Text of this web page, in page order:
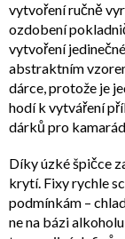
vytvoření ručně
ozdobení
vytvoření
abstraktním
dárce, protože je
hodí k vytváření
dárků pro
Díky úzké špičce
krytí. Fixy rychle
podmínkám –
ne na bázi